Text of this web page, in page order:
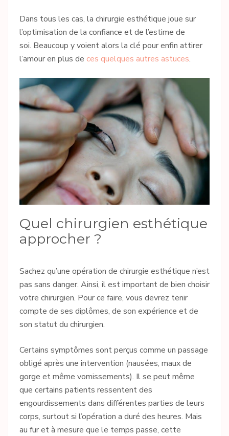
Dans tous les cas, la chirurgie esthétique joue sur
l’optimisation de la confiance et de l’estime de
soi. Beaucoup y voient alors la clé pour enfin attirer
l’amour en plus de ces quelques autres astuces.
Quel chirurgien esthétique
approcher ?
Sachez qu’une opération de chirurgie esthétique n’est
pas sans danger. Ainsi, il est important de bien choisir
votre chirurgien. Pour ce faire, vous devrez tenir
compte de ses diplômes, de son expérience et de
son statut du chirurgien.
Certains symptômes sont perçus comme un passage
obligé après une intervention (nausées, maux de
gorge et même vomissements). Il se peut même
que certains patients ressentent des
engourdissements dans différentes parties de leurs
corps, surtout si l’opération a duré des heures. Mais
au fur et à mesure que le temps passe, cette